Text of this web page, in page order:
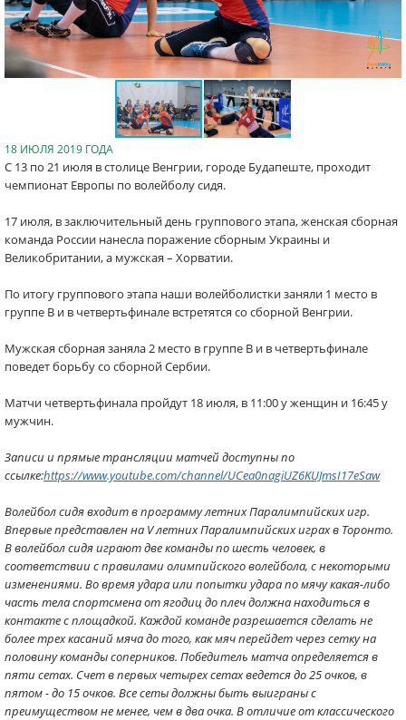
18 ИЮЛЯ 2019 ГОДА
С 13 по 21 июля в столице Венгрии, городе Будапеште, проходит
чемпионат Европы по волейболу сидя.
17 июля, в заключительный день группового этапа, женская сборная
команда России нанесла поражение сборным Украины и
Великобритании, а мужская – Хорватии.
По итогу группового этапа наши волейболистки заняли 1 место в
группе В и в четвертьфинале встретятся со сборной Венгрии.
Мужская сборная заняла 2 место в группе В и в четвертьфинале
поведет борьбу со сборной Сербии.
Матчи четвертьфинала пройдут 18 июля, в 11:00 у женщин и 16:45 у
мужчин.
Записи и прямые трансляции матчей доступны по
ссылке:https://www.youtube.com/channel/UCea0nagiUZ6KUJmsI17eSaw
Волейбол сидя входит в программу летних Паралимпийских игр.
Впервые представлен на V летних Паралимпийских играх в Торонто.
В волейбол сидя играют две команды по шесть человек, в
соответствии с правилами олимпийского волейбола, с некоторыми
изменениями. Во время удара или попытки удара по мячу какая-либо
часть тела спортсмена от ягодиц до плеч должна находиться в
контакте с площадкой. Каждой команде разрешается сделать не
более трех касаний мяча до того, как мяч перейдет через сетку на
половину команды соперников. Победитель матча определяется в
пяти сетах. Счет в первых четырех сетах ведется до 25 очков, в
пятом - до 15 очков. Все сеты должны быть выиграны с
преимуществом не менее, чем в два очка. В отличие от классического